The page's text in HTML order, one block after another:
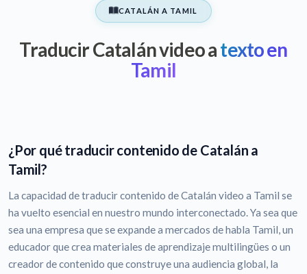
CATALÁN A TAMIL
Traducir Catalán video atexto en
Tamil
¿Por qué traducir contenido de Catalán a
Tamil?
La capacidad de traducir contenido de Catalán video a Tamil se
ha vuelto esencial en nuestro mundo interconectado. Ya sea que
sea una empresa que se expande a mercados de habla Tamil, un
educador que crea materiales de aprendizaje multilingües o un
creador de contenido que construye una audiencia global, la